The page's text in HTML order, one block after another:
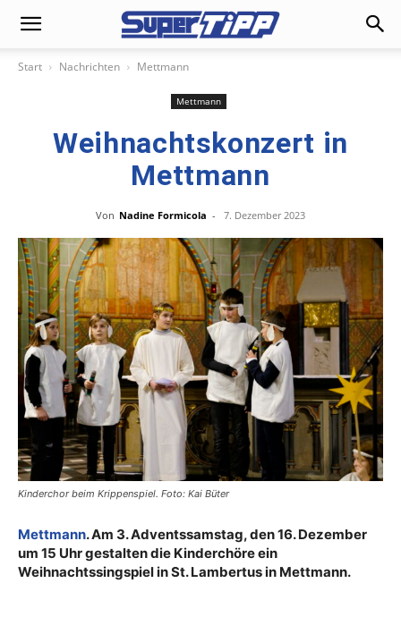
Start Nachrichten Mettmann
Mettmann
Weihnachtskonzert in
Mettmann
Von Nadine Formicola - 7. Dezember 2023
Kinderchor beim Krippenspiel. Foto: Kai Büter
Mettmann. Am 3. Adventssamstag, den 16. Dezember
um 15 Uhr gestalten die Kinderchöre ein
Weihnachtssingspiel in St. Lambertus in Mettmann.